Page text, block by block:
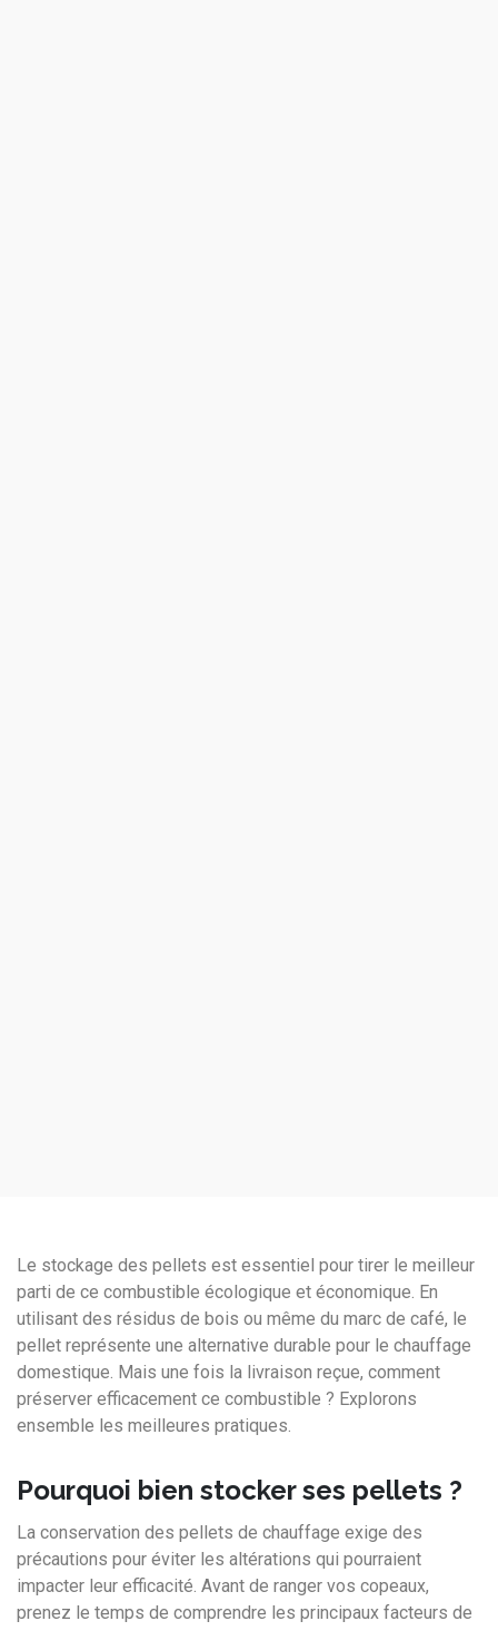
Le stockage des pellets est essentiel pour tirer le meilleur
parti de ce combustible écologique et économique. En
utilisant des résidus de bois ou même du marc de café, le
pellet représente une alternative durable pour le chauffage
domestique. Mais une fois la livraison reçue, comment
préserver efficacement ce combustible ? Explorons
ensemble les meilleures pratiques.
Pourquoi bien stocker ses pellets ?
La conservation des pellets de chauffage exige des
précautions pour éviter les altérations qui pourraient
impacter leur efficacité. Avant de ranger vos copeaux,
prenez le temps de comprendre les principaux facteurs de